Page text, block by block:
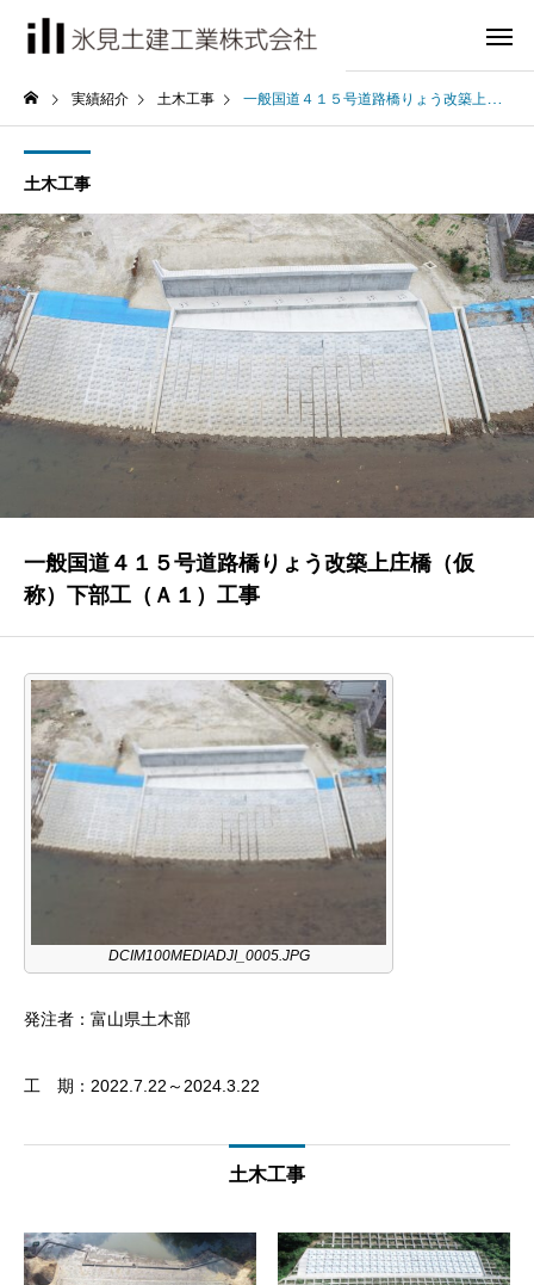
実績紹介 土木工事 一般国道４１５号道路橋りょう改築上庄橋（仮称）下部工（Ａ１）工事
土木工事
一般国道４１５号道路橋りょう改築上庄橋（仮
称）下部工（Ａ１）工事
DCIM100MEDIADJI_0005.JPG
発注者：富山県土木部
工 期：2022.7.22～2024.3.22
土木工事